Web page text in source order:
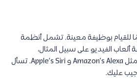
بوظيفة معينة. تشمل أنظمة
الفيديو على سبيل المثال،
والمساعدين الشخصيين مثل Amazon’s Alexa و Apple’s Siri. تسأل
عليك.